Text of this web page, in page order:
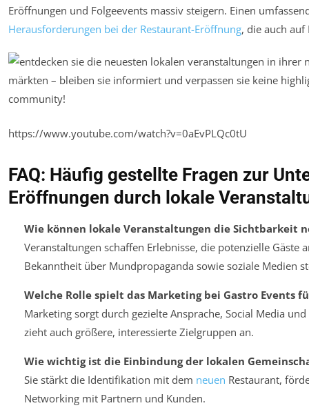
Eröffnungen und Folgeevents massiv steigern. Einen
Herausforderungen bei der Restaurant-Eröffnung, die auch
https://www.youtube.com/watch?v=0aEvPLQc0tU
FAQ: Häufig gestellte Fragen zur
Eröffnungen durch lokale
Wie können lokale Veranstaltungen die Sichtbarkeit
Veranstaltungen schaffen Erlebnisse, die potenzielle Gäste
Bekanntheit über Mundpropaganda sowie soziale Medien
Welche Rolle spielt das Marketing bei Gastro Events
Marketing sorgt durch gezielte Ansprache, Social Media
zieht auch größere, interessierte Zielgruppen an.
Wie wichtig ist die Einbindung der lokalen
Sie stärkt die Identifikation mit dem neuen Restaurant,
Networking mit Partnern und Kunden.